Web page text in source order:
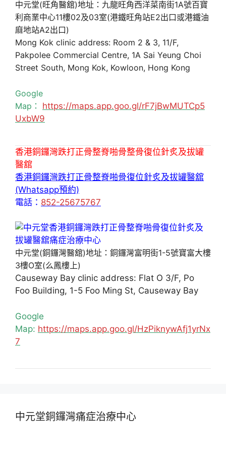
中元堂(旺角醫舘)地址：九龍旺角西洋菜南街1A號百寶
利商業中心11樓02及03室(港鐵旺角站E2出口或港鐵油
麻地站A2出口)
Mong Kok clinic address: Room 2 & 3, 11/F,
Pakpolee Commercial Centre, 1A Sai Yeung Choi
Street South, Mong Kok, Kowloon, Hong Kong
Google
Map： https://maps.app.goo.gl/rF7jBwMUTCp5
UxbW9
香港銅鑼灣跌打正骨整脊啪骨整骨復位針炙及拔罐
醫舘
香港銅鑼灣跌打正骨整脊啪骨復位針炙及拔罐醫舘
(Whatsapp預約)
電話： 852-25675767
中元堂(銅鑼灣醫舘)地址：銅鑼灣富明街1-5號寶富大樓
3樓O室(么鳳樓上)
Causeway Bay clinic address: Flat O 3/F, Po
Foo Building, 1-5 Foo Ming St, Causeway Bay
Google
Map: https://maps.app.goo.gl/HzPiknywAfj1yrNx
7
中元堂銅鑼灣痛症治療中心